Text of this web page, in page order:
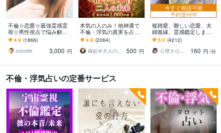
不倫☆恋愛☆最強霊感霊
視☆男性視点で悩み解決
します 彼のホントの気持
を霊視で読解き あなた
のモヤモヤを解決します
4.9 (1866)
cocode
3,000 円
本気の人のみ！他神通で
不倫・浮気の真実を占い
ます 不倫・W不倫・浮気
など複雑恋愛の専門家に
よる究極霊視鑑定
4.9 (2064)
縁起＠大人の恋愛占い師
500 円
今すぐ相談可能
予約受付中
複雑愛、難しい恋愛、夫
婦復縁、霊感鑑定します
鑑定中に癒しの声で波動
を整え、変化と成就をサ
ポートします
5.0 (4212)
心理タロット 愛乃巫奏（アムールのぶえ）
160 円 /分
不倫・浮気占いの定番サービス